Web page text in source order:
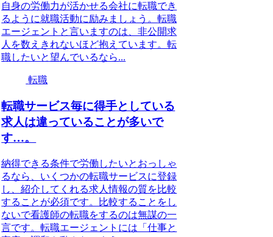
自身の労働力が活かせる会社に転職でき
るように就職活動に励みましょう。転職
エージェントと言いますのは、非公開求
人を数えきれないほど抱えています。転
職したいと望んでいるなら...
転職
転職サービス毎に得手としている
求人は違っていることが多いで
す…。
納得できる条件で労働したいとおっしゃ
るなら、いくつかの転職サービスに登録
し、紹介してくれる求人情報の質を比較
することが必須です。比較することをし
ないで看護師の転職をするのは無謀の一
言です。転職エージェントには「仕事と